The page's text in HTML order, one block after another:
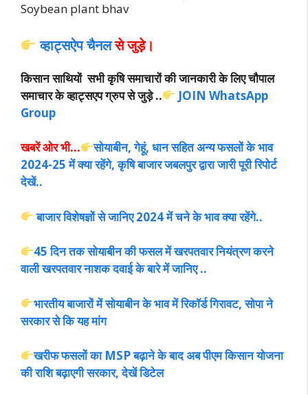
Soybean plant bhav
व्हाट्सऐप चैनलसे जुड़े।
किसान साथियों सभी कृषि समाचारों की जानकारी के लिए चौपाल
समाचार के व्हाट्सएप ग्रुप से जुड़े ..
JOIN WhatsApp
Group
खबरें ओर भी…
सोयाबीन, गेहूं, धान सहित अन्य फसलों के भाव
2024-25 में क्या रहेंगे, कृषि बाजार जबलपुर द्वारा जारी पूरी रिपोर्ट
देखें..
बाजार विशेषज्ञों से जानिए 2024 में चने के भाव क्या रहेंगे..
45 दिन तक सोयाबीन की फसल में खरपतवार नियंत्रण करने
वाली खरपतवार नाशक दवाई के बारे में जानिए ..
भारतीय बाजारों में सोयाबीन के भाव में रिकॉर्ड गिरावट, सोपा ने
सरकार से कि यह मांग
खरीफ फसलों का MSP बढ़ाने के बाद अब पीएम किसान योजना
की राशि बढ़ाएगी सरकार, देखें डिटेल